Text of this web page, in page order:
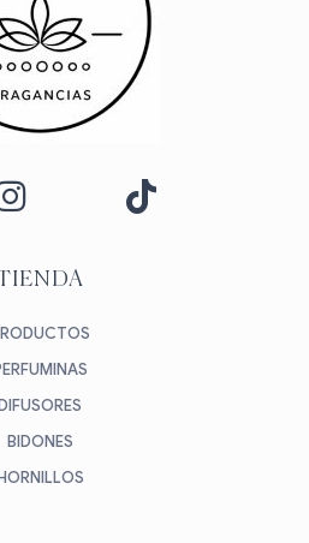
BIDONES